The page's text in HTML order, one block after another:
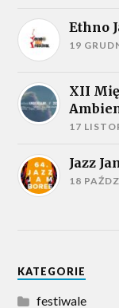
Ethno
19
XII
17
Jazz
18
KATEGORIE
festiwale